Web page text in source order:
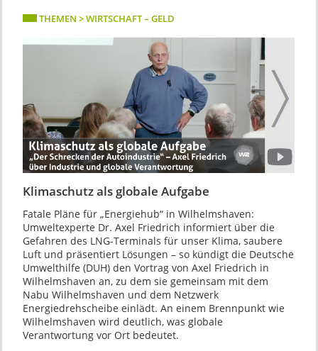
THEMEN > WIRTSCHAFT – GELD
Klimaschutz als globale Aufgabe
Fatale Pläne für „Energiehub“ in Wilhelmshaven:
Umweltexperte Dr. Axel Friedrich informiert über die
Gefahren des LNG-Terminals für unser Klima, saubere
Luft und präsentiert Lösungen – so kündigt die Deutsche
Umwelthilfe (DUH) den Vortrag von Axel Friedrich in
Wilhelmshaven an, zu dem sie gemeinsam mit dem
Nabu Wilhelmshaven und dem Netzwerk
Energiedrehscheibe einlädt. An einem Brennpunkt wie
Wilhelmshaven wird deutlich, was globale
Verantwortung vor Ort bedeutet.